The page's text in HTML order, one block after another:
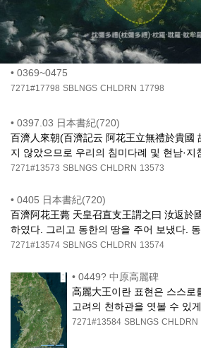
• 0369~0475
7271#17798 SBLNGS CHLDRN 17798
• 0397.03 日本書紀(720)
百濟人來朝(百濟記云 阿花王立無禮於貴國
지 않았으므로 우리의 침미다례 및 현남·
7271#13573 SBLNGS CHLDRN 13573
• 0405 日本書紀(720)
百濟阿花王薨 天皇召直支王謂之曰 汝返於
하였다. 그리고 동한의 땅을 주어 보냈다.
7271#13574 SBLNGS CHLDRN 13574
• 0449? 中原高麗碑
高麗大王이란 표현은 스스로
고려의 천하관을 엿볼 수 있
7271#13584 SBLNGS CHLDRN